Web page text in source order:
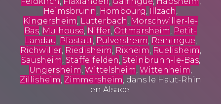
Heimsbrunn, Hombourg, Illzach,
Kingersheim, Lutterbach, Morschwiller-le-
Bas, Mulhouse, Niffer, Ottmarsheim, Petit-
Landau, Pfastatt, Pulversheim, Reiningue,
Richwiller, Riedisheim, Rixheim, Ruelisheim,
Sausheim, Staffelfelden, Steinbrunn-le-Bas,
Ungersheim, Wittelsheim, Wittenheim,
Zillisheim, Zimmersheim, dans le Haut-Rhin
en Alsace.